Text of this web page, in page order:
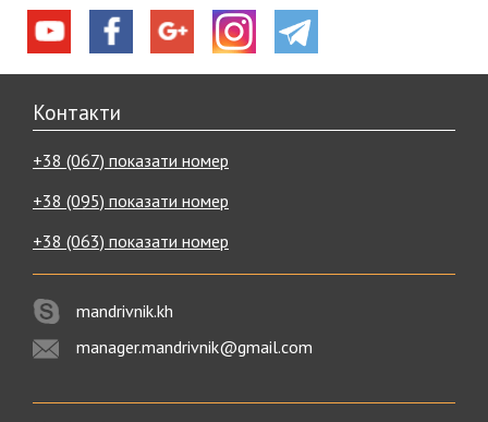
Контакти
+38 (067) показати номер
+38 (095) показати номер
+38 (063) показати номер
mandrivnik.kh
manager.mandrivnik@gmail.com